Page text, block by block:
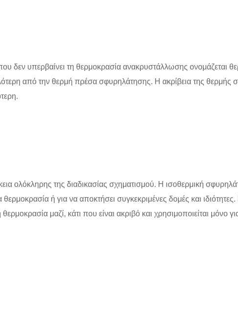
δεν υπερβαίνει τη θερμοκρασία ανακρυστάλλωσης ονομάζεται
από την θερμή πρέσα σφυρηλάτησης. Η ακρίβεια της θερμής
ολόκληρης της διαδικασίας σχηματισμού. Η ισοθερμική
ή για να αποκτήσει συγκεκριμένες δομές και
μαζί, κάτι που είναι ακριβό και χρησιμοποιείται μόνο για